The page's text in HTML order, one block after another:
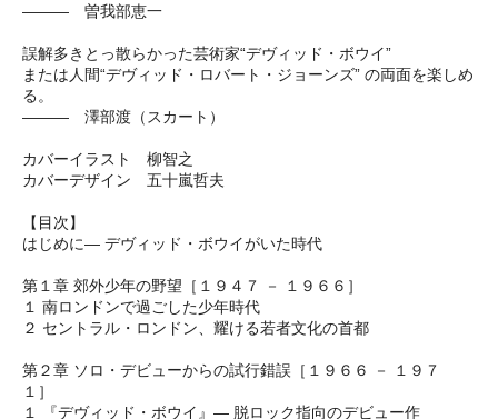
――― 曽我部恵一
誤解多きとっ散らかった芸術家“デヴィッド・ボウイ”
または人間“デヴィッド・ロバート・ジョーンズ” の両面を楽しめ
る。
――― 澤部渡（スカート）
カバーイラスト 柳智之
カバーデザイン 五十嵐哲夫
【目次】
はじめに― デヴィッド・ボウイがいた時代
第１章 郊外少年の野望［１９４７ － １９６６］
１ 南ロンドンで過ごした少年時代
２ セントラル・ロンドン、耀ける若者文化の首都
第２章 ソロ・デビューからの試行錯誤［１９６６ － １９７
１］
１ 『デヴィッド・ボウイ』― 脱ロック指向のデビュー作